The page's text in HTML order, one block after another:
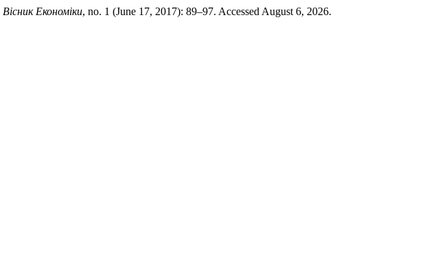
Вісник Економіки, no. 1 (June 17, 2017): 89–97. Accessed August 6, 2026.